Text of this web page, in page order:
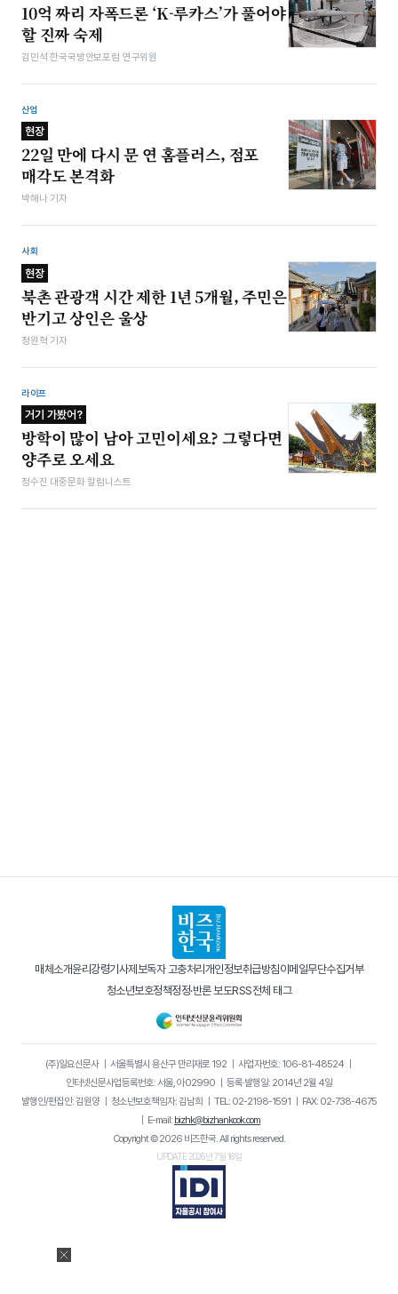
10억 짜리 자폭드론 ‘K-루카스’가 풀어야
할 진짜 숙제
김민석 한국국방안보포럼 연구위원
산업
현장
22일 만에 다시 문 연 홈플러스, 점포
매각도 본격화
박해나 기자
사회
현장
북촌 관광객 시간 제한 1년 5개월, 주민은
반기고 상인은 울상
정원혁 기자
라이프
거기 가봤어?
방학이 많이 남아 고민이세요? 그렇다면
양주로 오세요
정수진 대중문화 칼럼니스트
매체소개윤리강령기사제보독자 고충처리 개인정보취급방침이메일무단수집거부
청소년보호정책정정·반론 보도RSS전체 태그
(주)일요신문사｜ 서울특별시 용산구 만리재로 192｜ 사업자번호: 106-81-48524｜
인터넷신문사업등록번호: 서울, 아02990
등록·발행일: 2014년 2월 4일
발행인/편집인: 김원양｜ 청소년보호책임자: 김남희 TEL: 02-2198-1591
FAX: 02-738-4675
E-mail: bizhk@bizhankook.com
Copyright © 2026 비즈한국. All rights reserved.
UPDATE 2026년 7월 16일